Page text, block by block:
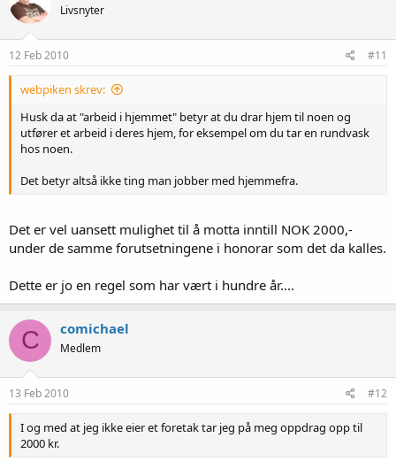
Livsnyter
12 Feb 2010 #11
webpiken skrev:
Husk da at "arbeid i hjemmet" betyr at du drar hjem til noen og
utfører et arbeid i deres hjem, for eksempel om du tar en rundvask
hos noen.
Det betyr altså ikke ting man jobber med hjemmefra.
Det er vel uansett mulighet til å motta inntill NOK 2000,-
under de samme forutsetningene i honorar som det da kalles.
Dette er jo en regel som har vært i hundre år....
C comichael
Medlem
13 Feb 2010 #12
I og med at jeg ikke eier et foretak tar jeg på meg oppdrag opp til
2000 kr.